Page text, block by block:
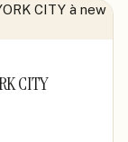
CITY